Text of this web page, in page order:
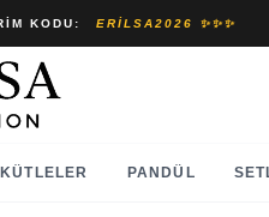
KODU: ERILSA2026 ✨✨✨
KÜTLELER PANDÜL